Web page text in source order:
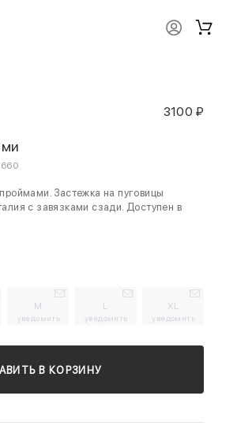
3100 ₽
Застежка на пуговицы
с завязками сзади. Доступен в
M
уведомить
L
уведомить
XL
уведомить
В КОРЗИНУ